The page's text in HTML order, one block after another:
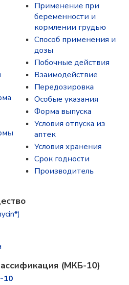
Применение при
беременности и
кормлении грудью
Способ применения и
дозы
Побочные действия
Взаимодействие
Передозировка
Особые указания
Форма выпуска
Условия отпуска из
аптек
Условия хранения
Срок годности
Производитель
(МКБ-10)
10